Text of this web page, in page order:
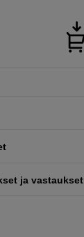
ja vastaukset